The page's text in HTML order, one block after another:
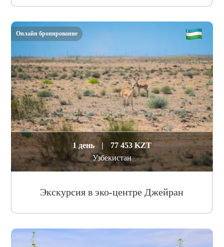
1 день |
77 453 KZT
Узбекистан
Экскурсия в эко-центре Джейран
Онлайн бронирование